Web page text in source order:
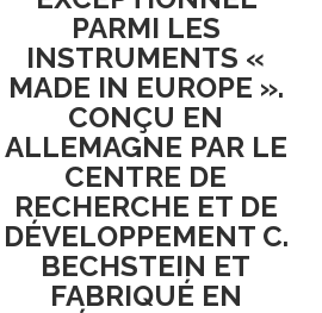
PARMI LES
INSTRUMENTS «
MADE IN EUROPE ».
CONÇU EN
ALLEMAGNE PAR LE
CENTRE DE
RECHERCHE ET DE
DÉVELOPPEMENT C.
BECHSTEIN ET
FABRIQUÉ EN